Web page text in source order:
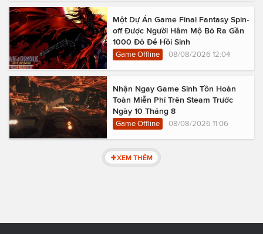
Một Dự Án Game Final Fantasy Spin-
off Được Người Hâm Mộ Bỏ Ra Gần
1000 Đô Để Hồi Sinh
Game Offline 08/08/2026 12:04
Nhận Ngay Game Sinh Tồn Hoàn
Toàn Miễn Phí Trên Steam Trước
Ngày 10 Tháng 8
Game Offline 08/08/2026 11:06
XEM THÊM